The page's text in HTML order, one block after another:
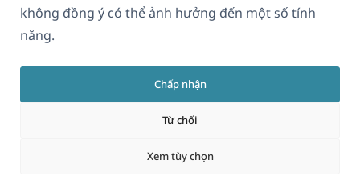
không đồng ý có thể ảnh hưởng đến một số tính
năng.
Chấp nhận
Từ chối
Xem tùy chọn
Vietnamese
Tham gia đội ngũ của chúng tôi(mở
mới)
trong
cửa
sổ
mới)
trong
cửa
sổ
mới)
trong
sổ